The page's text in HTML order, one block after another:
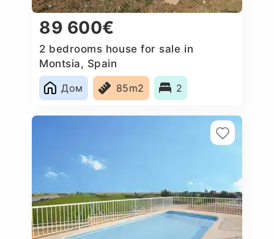
89 600€
2 bedrooms house for sale in
Montsia, Spain
Дом
85m2 2